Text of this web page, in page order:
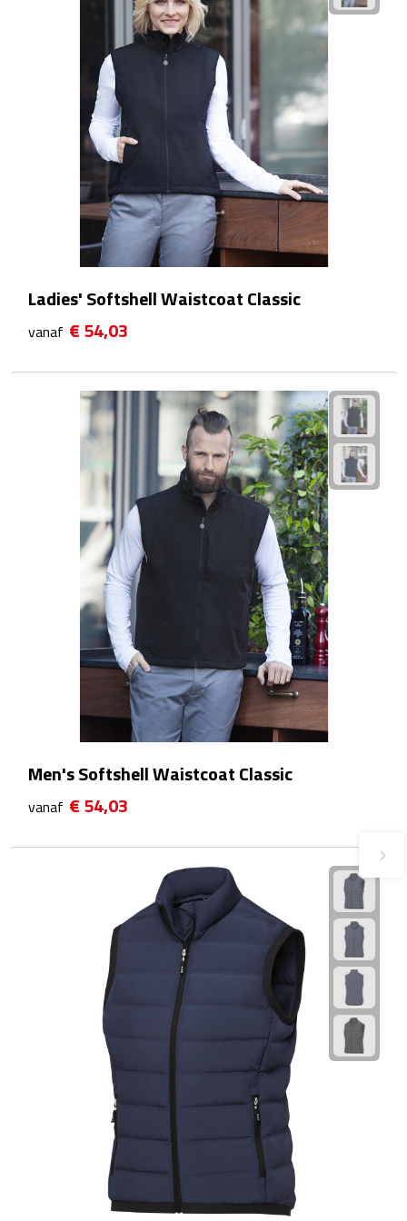
Thermosbekers
Drinkflessen
Opvouwbare drinkfles
Drinkflessen met karabijnhaak
Sportflessen
Waterflesjes
Waterflessen
Drinkglazen
Glazen & karaffen
Dubbelwandige glazen
Bierglazen
Champagneglazen
Wijnglazen
Kopjes & Mokken
Thermossets
Kantoor & Zakelijk
Agenda's & Kalenders
Ladies' Softshell Waistcoat Classic
vanaf € 54,03
Men's Softshell Waistcoat Classic
vanaf € 54,03